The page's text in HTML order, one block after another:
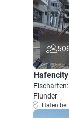
Flunder
Hafen